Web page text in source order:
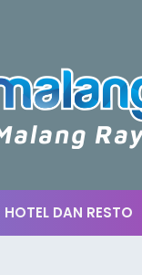
HOTEL DAN RESTO